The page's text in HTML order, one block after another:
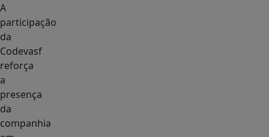
A
participação
da
Codevasf
reforça
a
presença
da
companhia